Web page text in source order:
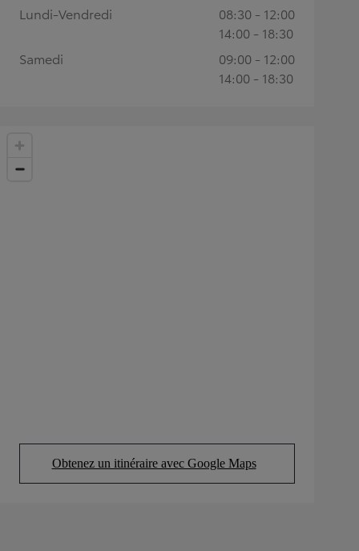
Obtenez un itinéraire avec Google Maps
(Opens in new tab)
Lundi-Vendredi
08:30 - 12:00
14:00 - 18:30
Samedi
09:00 - 12:00
14:00 - 18:30